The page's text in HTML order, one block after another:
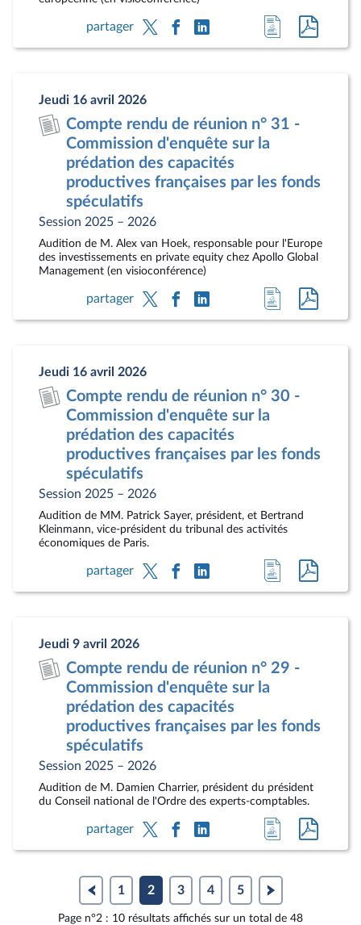
partager
Accéder
à
document
au
pdf
Jeudi 16 avril 2026
Compte rendu de réunion n° 31 -
Commission d'enquête sur la
prédation des capacités
productives françaises par les fonds
spéculatifs
Session 2025 – 2026
Audition de M. Alex van Hoek, responsable pour l'Europe
des investissements en private equity chez Apollo Global
Management (en visioconférence)
partager
Accéder
à
document
au
pdf
Jeudi 16 avril 2026
Compte rendu de réunion n° 30 -
Commission d'enquête sur la
prédation des capacités
productives françaises par les fonds
spéculatifs
Session 2025 – 2026
Audition de MM. Patrick Sayer, président, et Bertrand
Kleinmann, vice-président du tribunal des activités
économiques de Paris.
partager
Accéder
à
document
au
pdf
Jeudi 9 avril 2026
Compte rendu de réunion n° 29 -
Commission d'enquête sur la
prédation des capacités
productives françaises par les fonds
spéculatifs
Session 2025 – 2026
Audition de M. Damien Charrier, président du président
du Conseil national de l'Ordre des experts-comptables.
partager
Accéder
à
page
du
au
format
1 2 3 4 5
Page n°2 : 10 résultats affichés sur un total de 48